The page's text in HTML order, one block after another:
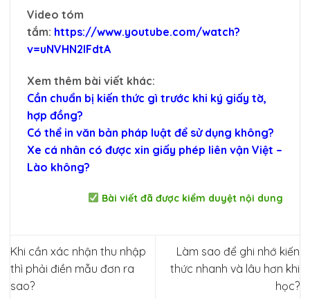
Video tóm
tắm: https://www.youtube.com/watch?
v=uNVHN2IFdtA
Xem thêm bài viết khác:
Cần chuẩn bị kiến thức gì trước khi ký giấy tờ,
hợp đồng?
Có thể in văn bản pháp luật để sử dụng không?
Xe cá nhân có được xin giấy phép liên vận Việt –
Lào không?
Bài viết đã được kiểm duyệt nội dung
Khi cần xác nhận thu nhập
thì phải điền mẫu đơn ra
sao?
Làm sao để ghi nhớ kiến
thức nhanh và lâu hơn khi
học?